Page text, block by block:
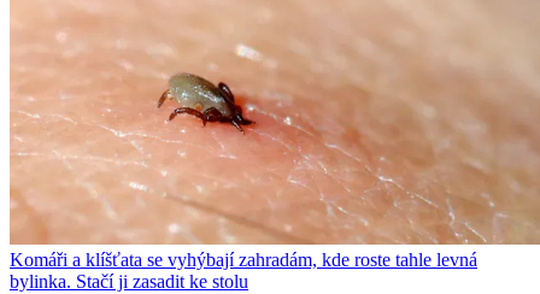
Komáři a klíšťata se vyhýbají zahradám, kde roste tahle levná
bylinka. Stačí ji zasadit ke stolu